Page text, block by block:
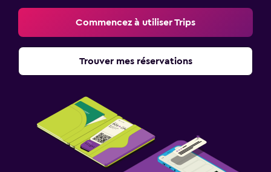
Commencez à utiliser Trips
Trouver mes réservations